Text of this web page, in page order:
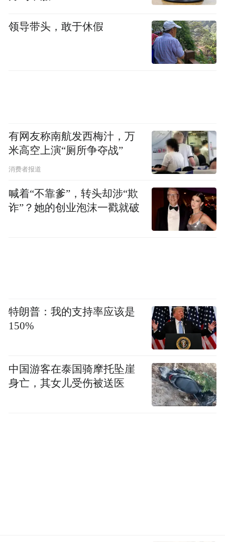
领导带头，敢于休假
有网友称南航发西梅汁，万
米高空上演“厕所争夺战”
消费者报道
喊着“不靠爹”，转头却涉“欺
诈”？她的创业泡沫一戳就破
特朗普：我的支持率应该是
150%
中国游客在泰国骑摩托坠崖
身亡，其女儿受伤被送医